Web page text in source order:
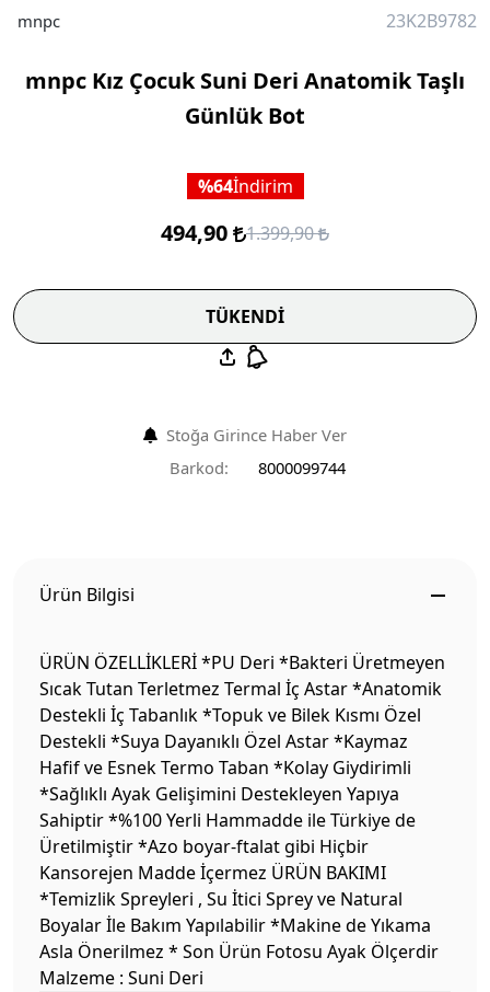
mnpc 23K2B9782
mnpc Kız Çocuk Suni Deri Anatomik Taşlı
Günlük Bot
64İndirim
494,90 1.399,90
TÜKENDİ
Stoğa Girince Haber Ver
Barkod:
8000099744
Ürün Bilgisi
ÜRÜN ÖZELLİKLERİ *PU Deri *Bakteri Üretmeyen
Sıcak Tutan Terletmez Termal İç Astar *Anatomik
Destekli İç Tabanlık *Topuk ve Bilek Kısmı Özel
Destekli *Suya Dayanıklı Özel Astar *Kaymaz
Hafif ve Esnek Termo Taban *Kolay Giydirimli
*Sağlıklı Ayak Gelişimini Destekleyen Yapıya
Sahiptir *%100 Yerli Hammadde ile Türkiye de
Üretilmiştir *Azo boyar-ftalat gibi Hiçbir
Kansorejen Madde İçermez ÜRÜN BAKIMI
*Temizlik Spreyleri , Su İtici Sprey ve Natural
Boyalar İle Bakım Yapılabilir *Makine de Yıkama
Asla Önerilmez * Son Ürün Fotosu Ayak Ölçerdir
Malzeme : Suni Deri